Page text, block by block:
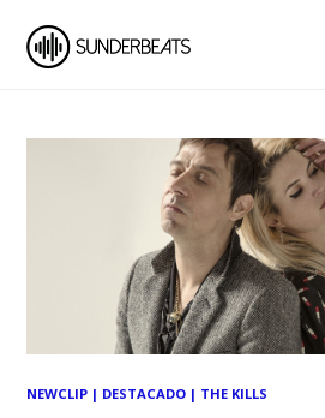
NEWCLIP | DESTACADO | THE KILLS